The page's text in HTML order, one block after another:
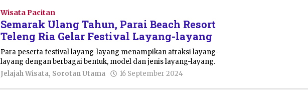
Wisata Pacitan
Semarak Ulang Tahun, Parai Beach Resort
Teleng Ria Gelar Festival Layang-layang
Para peserta festival layang-layang menampikan atraksi layang-
layang dengan berbagai bentuk, model dan jenis layang-layang.
Jelajah Wisata, Sorotan Utama 16 September 2024
Wulandari